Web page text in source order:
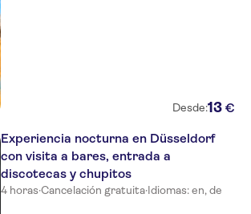
Desde:13 €
Experiencia nocturna en Düsseldorf
con visita a bares, entrada a
discotecas y chupitos
4 horas·Cancelación gratuita·Idiomas: en, de